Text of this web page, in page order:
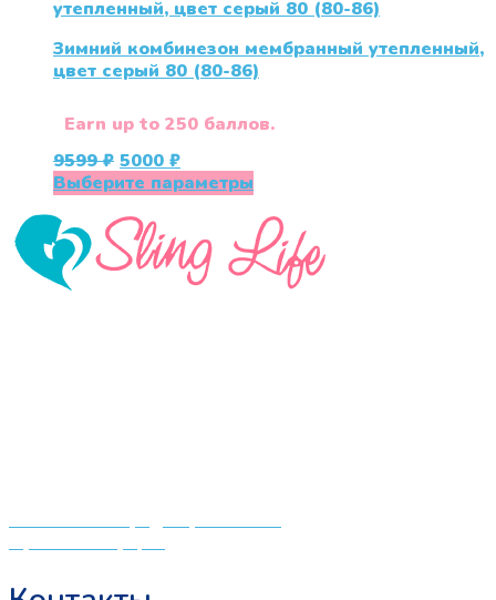
Зимний комбинезон мембранный утепленный,
цвет серый 80 (80-86)
Earn up to 250 баллов.
9599₽ Первоначальная
цена
9599 ₽.
5000₽Текущая
цена:
Выберите параметры
имеет
несколько
вариаций.
Опции
Политика конфиденциальности
Публичная оферта